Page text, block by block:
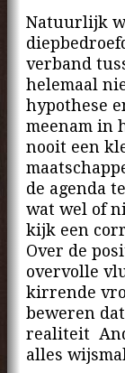
Natuurlijk
verband
helemaal
hypothese
meenam in
nooit een
de agenda
wat wel of
kijk een
Over de
overvolle
kirrende
beweren
realiteit
alles